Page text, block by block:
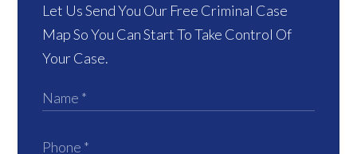
Let Us Send You Our Free Criminal Case
Map So You Can Start To Take Control Of
Your Case.